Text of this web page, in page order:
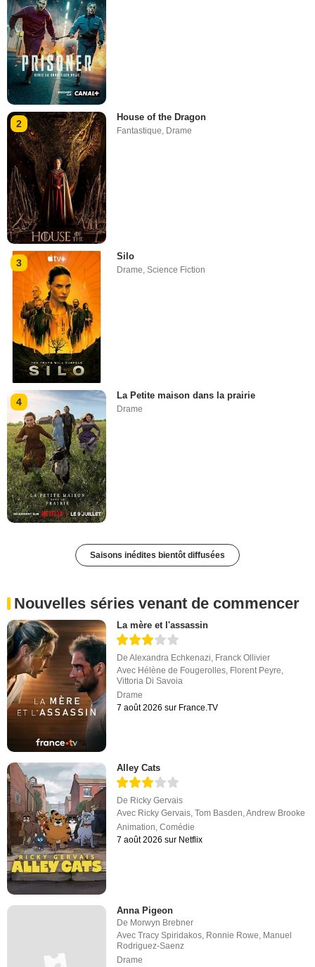
2
House of the Dragon
Fantastique Drame
3
Silo
Drame,Science Fiction
4
La Petite maison dans la prairie
Drame
Saisons inédites bientôt diffusées
Nouvelles séries venant de commencer
La mère et l'assassin
DeAlexandra Echkenazi Franck Ollivier
Avec Hélène de Fougerolles Florent Peyre
Vittoria Di Savoia
Drame
7 août 2026 sur France.TV
Alley Cats
De Ricky Gervais
Avec Ricky Gervais,Tom Basden,Andrew Brooke
Animation,Comédie
7 août 2026 sur Netflix
Anna Pigeon
De Morwyn Brebner
AvecTracy Spiridakos, Ronnie Rowe, Manuel
Rodriguez-Saenz
Drame